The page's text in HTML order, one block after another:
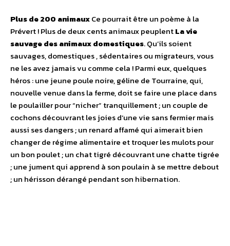
Plus de 200 animauxCe pourrait être un poème à la
Prévert ! Plus de deux cents animaux peuplentLa vie
sauvage des animaux domestiques. Qu’ils soient
sauvages, domestiques , sédentaires ou migrateurs, vous
ne les avez jamais vu comme cela ! Parmi eux, quelques
héros : une jeune poule noire, géline de Tourraine, qui,
nouvelle venue dans la ferme, doit se faire une place dans
le poulailler pour “nicher” tranquillement ; un couple de
cochons découvrant les joies d’une vie sans fermier mais
aussi ses dangers ; un renard affamé qui aimerait bien
changer de régime alimentaire et troquer les mulots pour
un bon poulet ; un chat tigré découvrant une chatte tigrée
; une jument qui apprend à son poulain à se mettre debout
; un hérisson dérangé pendant son hibernation.